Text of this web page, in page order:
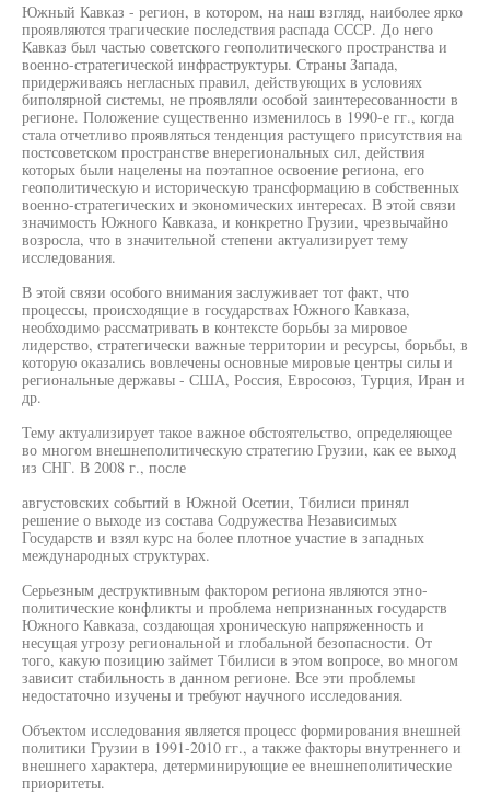
Южный Кавказ - регион, в котором, на наш взгляд, наиболее ярко
проявляются трагические последствия распада СССР. До него
Кавказ был частью советского геополитического пространства и
военно-стратегической инфраструктуры. Страны Запада,
придерживаясь негласных правил, действующих в условиях
биполярной системы, не проявляли особой заинтересованности в
регионе. Положение существенно изменилось в 1990-е гг., когда
стала отчетливо проявляться тенденция растущего присутствия на
постсоветском пространстве внерегиональных сил, действия
которых были нацелены на поэтапное освоение региона, его
геополитическую и историческую трансформацию в собственных
военно-стратегических и экономических интересах. В этой связи
значимость Южного Кавказа, и конкретно Грузии, чрезвычайно
возросла, что в значительной степени актуализирует тему
исследования.
В этой связи особого внимания заслуживает тот факт, что
процессы, происходящие в государствах Южного Кавказа,
необходимо рассматривать в контексте борьбы за мировое
лидерство, стратегически важные территории и ресурсы, борьбы, в
которую оказались вовлечены основные мировые центры силы и
региональные державы - США, Россия, Евросоюз, Турция, Иран и
др.
Тему актуализирует такое важное обстоятельство, определяющее
во многом внешнеполитическую стратегию Грузии, как ее выход
из СНГ. В 2008 г., после
августовских событий в Южной Осетии, Тбилиси принял
решение о выходе из состава Содружества Независимых
Государств и взял курс на более плотное участие в западных
международных структурах.
Серьезным деструктивным фактором региона являются этно-
политические конфликты и проблема непризнанных государств
Южного Кавказа, создающая хроническую напряженность и
несущая угрозу региональной и глобальной безопасности. От
того, какую позицию займет Тбилиси в этом вопросе, во многом
зависит стабильность в данном регионе. Все эти проблемы
недостаточно изучены и требуют научного исследования.
Объектом исследования является процесс формирования внешней
политики Грузии в 1991-2010 гг., а также факторы внутреннего и
внешнего характера, детерминирующие ее внешнеполитические
приоритеты.